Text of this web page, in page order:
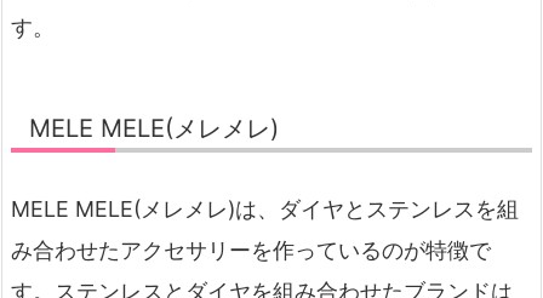
す。
MELE MELE(メレメレ)
MELE MELE(メレメレ)は、ダイヤとステンレスを組
み合わせたアクセサリーを作っているのが特徴で
す。ステンレスとダイヤを組み合わせたブランドは